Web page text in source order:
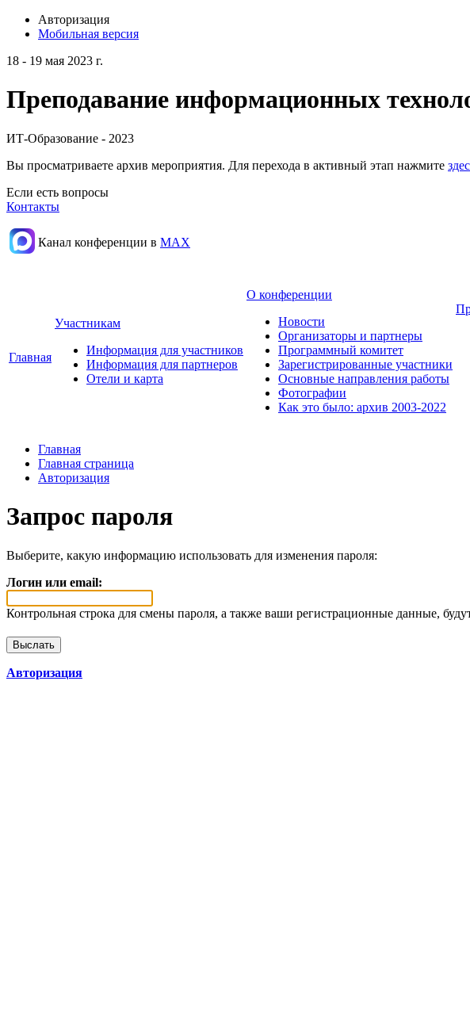
Авторизация
Мобильная версия
18 - 19 мая 2023 г.
Преподавание информационных
ИТ-Образование - 2023
Вы просматриваете архив мероприятия. Для перехода в активный этап нажмите
Если есть вопросы
Контакты
Канал конференции в МАХ
Главная
Участникам
Информация для участников
Информация для партнеров
Отели и карта
О конференции
Новости
Организаторы и партнеры
Программный комитет
Зарегистрированные участники
Основные направления работы
Фотографии
Как это было: архив 2003-2022
Главная
Главная страница
Авторизация
Запрос пароля
Выберите, какую информацию использовать для изменения пароля:
Логин или email:
Контрольная строка для смены пароля, а также ваши регистрационные данные,
Авторизация